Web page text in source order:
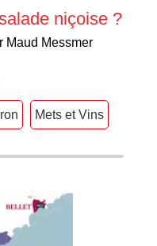
niçoise ?
Maud Messmer
Mets et Vins